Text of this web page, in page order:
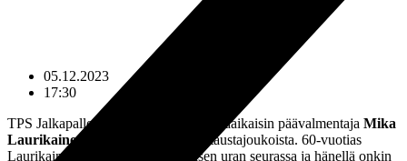
05.12.2023
17:30
TPS Jalkapallon kaikkien aikojen pitkäaikaisin päävalmentaja Mika
Laurikainen
siirtyy sivuun seuran taustajoukoista. 60-vuotias
Laurikainen ehti tehdä ainutlaatuisen uran seurassa ja hänellä onkin